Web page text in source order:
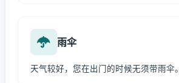
雨伞
天气较好，您在出门的时候无须带雨伞。